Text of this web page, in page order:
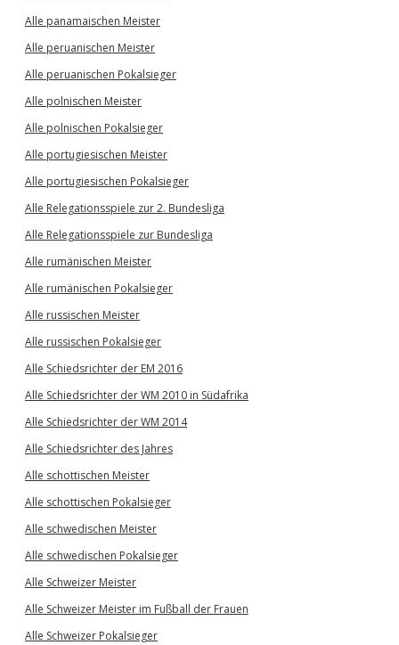
Alle panamaischen Meister
Alle peruanischen Meister
Alle peruanischen Pokalsieger
Alle polnischen Meister
Alle polnischen Pokalsieger
Alle portugiesischen Meister
Alle portugiesischen Pokalsieger
Alle Relegationsspiele zur 2. Bundesliga
Alle Relegationsspiele zur Bundesliga
Alle rumänischen Meister
Alle rumänischen Pokalsieger
Alle russischen Meister
Alle russischen Pokalsieger
Alle Schiedsrichter der EM 2016
Alle Schiedsrichter der WM 2010 in Südafrika
Alle Schiedsrichter der WM 2014
Alle Schiedsrichter des Jahres
Alle schottischen Meister
Alle schottischen Pokalsieger
Alle schwedischen Meister
Alle schwedischen Pokalsieger
Alle Schweizer Meister
Alle Schweizer Meister im Fußball der Frauen
Alle Schweizer Pokalsieger